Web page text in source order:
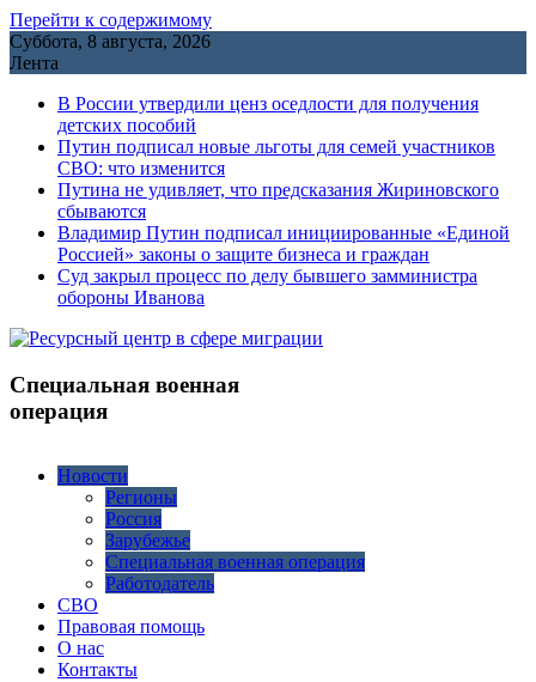
Перейти к содержимому
Суббота, 8 августа, 2026
Лента
В России утвердили ценз оседлости для получения
детских пособий
Путин подписал новые льготы для семей участников
СВО: что изменится
Путина не удивляет, что предсказания Жириновского
сбываются
Владимир Путин подписал инициированные «Единой
Россией» законы о защите бизнеса и граждан
Cуд закрыл процесс по делу бывшего замминистра
обороны Иванова
Специальная военная
операция
Новости
Регионы
Россия
Зарубежье
Специальная военная операция
Работодатель
СВО
Правовая помощь
О нас
Контакты